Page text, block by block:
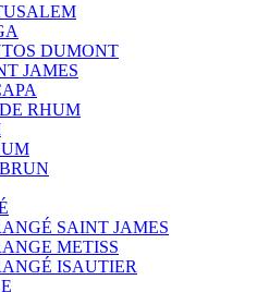
DUMONT
JAMES
RHUM
SAINT JAMES
METISS
ISAUTIER